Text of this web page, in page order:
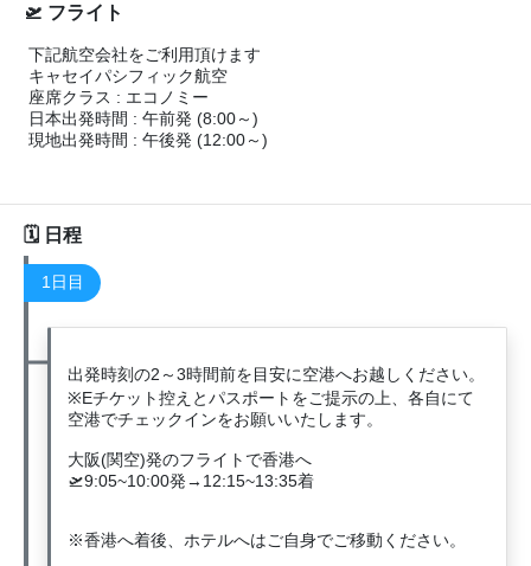
フライト
下記航空会社をご利用頂けます
キャセイパシフィック航空
座席クラス : エコノミー
日本出発時間 : 午前発 (8:00～)
現地出発時間 : 午後発 (12:00～)
日程
1日目
出発時刻の2～3時間前を目安に空港へお越しください。
※Eチケット控えとパスポートをご提示の上、各自にて
空港でチェックインをお願いいたします。
大阪(関空)発のフライトで香港へ
🛫9:05~10:00発→12:15~13:35着
※香港へ着後、ホテルへはご自身でご移動ください。